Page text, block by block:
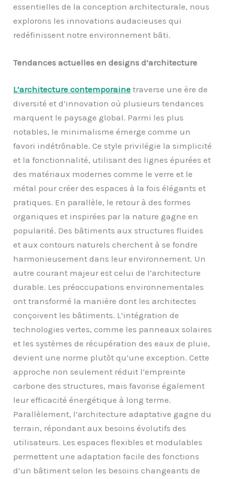
essentielles de la conception architecturale, nous
explorons les innovations audacieuses qui
redéfinissent notre environnement bâti.
Tendances actuelles en designs d’architecture
L’architecture contemporaine traverse une ère de
diversité et d’innovation où plusieurs tendances
marquent le paysage global. Parmi les plus
notables, le minimalisme émerge comme un
favori indétrônable. Ce style privilégie la simplicité
et la fonctionnalité, utilisant des lignes épurées et
des matériaux modernes comme le verre et le
métal pour créer des espaces à la fois élégants et
pratiques. En parallèle, le retour à des formes
organiques et inspirées par la nature gagne en
popularité. Des bâtiments aux structures fluides
et aux contours naturels cherchent à se fondre
harmonieusement dans leur environnement. Un
autre courant majeur est celui de l’architecture
durable. Les préoccupations environnementales
ont transformé la manière dont les architectes
conçoivent les bâtiments. L’intégration de
technologies vertes, comme les panneaux solaires
et les systèmes de récupération des eaux de pluie,
devient une norme plutôt qu’une exception. Cette
approche non seulement réduit l’empreinte
carbone des structures, mais favorise également
leur efficacité énergétique à long terme.
Parallèlement, l’architecture adaptative gagne du
terrain, répondant aux besoins évolutifs des
utilisateurs. Les espaces flexibles et modulables
permettent une adaptation facile des fonctions
d’un bâtiment selon les besoins changeants de